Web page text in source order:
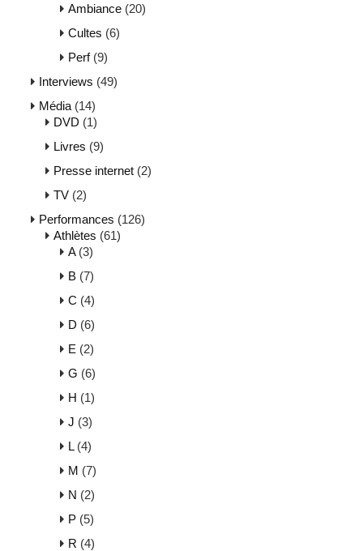
Ambiance (20)
Cultes (6)
Perf(9)
Interviews (49)
Média (14)
DVD (1)
Livres (9)
Presse internet (2)
TV (2)
Performances (126)
Athlètes (61)
A(3)
B (7)
C (4)
D (6)
E (2)
G (6)
H (1)
J (3)
L(4)
M (7)
N (2)
P (5)
R (4)